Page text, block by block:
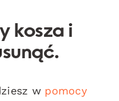
kosza i
.
w pomocy